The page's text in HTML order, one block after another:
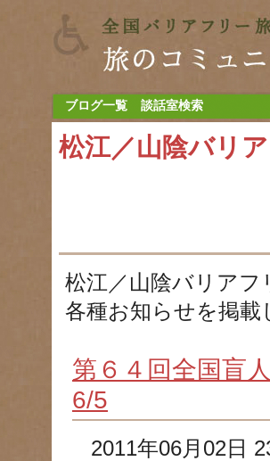
ブログ一覧 談話室検索
松江／山陰バリ
松江／山陰バリア
各種お知らせを掲載
第６４回全国盲
6/5
2011年06月02日